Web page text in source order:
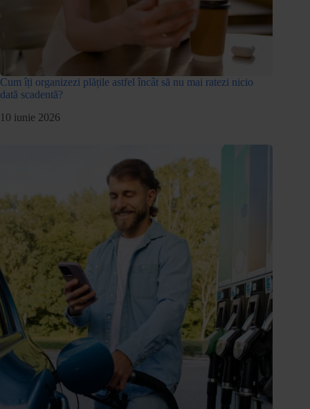
Cum îți organizezi plățile astfel încât să nu mai ratezi nicio
dată scadentă?
10 iunie 2026